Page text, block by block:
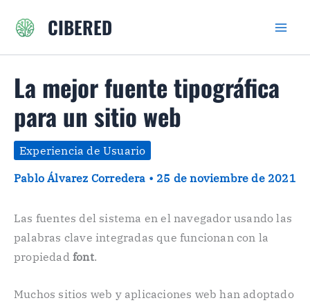
CIBERED
La mejor fuente tipográfica
para un sitio web
Experiencia de Usuario
Pablo Álvarez Corredera • 25 de noviembre de 2021
Las fuentes del sistema en el navegador usando las
palabras clave integradas que funcionan con la
propiedad font.
Muchos sitios web y aplicaciones web han adoptado